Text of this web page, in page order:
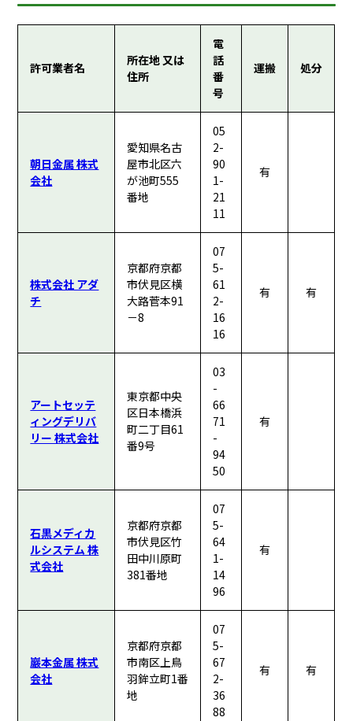
許可業者名
所在地 又は
住所
電
話
番
号
運搬 処分
朝日金属 株式
会社
愛知県名古
屋市北区六
が池町555
番地
05
2-
90
1-
21
11
有
株式会社 アダ
チ
京都府京都
市伏見区横
大路菅本91
－8
07
5-
61
2-
16
16
有 有
アートセッテ
ィングデリバ
リー 株式会社
東京都中央
区日本橋浜
町二丁目61
番9号
03
-
66
71
-
94
50
有
石黒メディカ
ルシステム 株
式会社
京都府京都
市伏見区竹
田中川原町
381番地
07
5-
64
1-
14
96
有
巖本金属 株式
会社
京都府京都
市南区上鳥
羽鉾立町1番
地
07
5-
67
2-
36
88
有 有